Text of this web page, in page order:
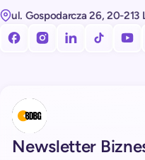
ul. Gospodarcza 26, 20-213
Obserwuj nas na facebooku!
Obserwuj nas na
Obserwuj nas na
Obserwuj
Newsletter